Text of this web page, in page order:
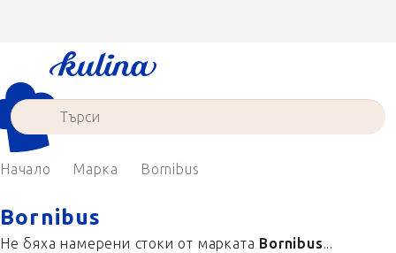
съдържанието
Начало Марка Bornibus
Bornibus
Не бяха намерени стоки от марката Bornibus...